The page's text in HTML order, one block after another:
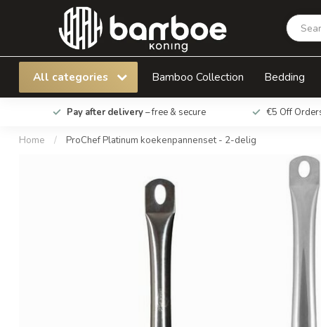
All categories Bamboo Collection Bedding
Pay after delivery– free & secure €5 Off
Home / ProChef Platinum koekenpannenset - 2-delig
ProChef Platinum koekenpannenset - 2-delig